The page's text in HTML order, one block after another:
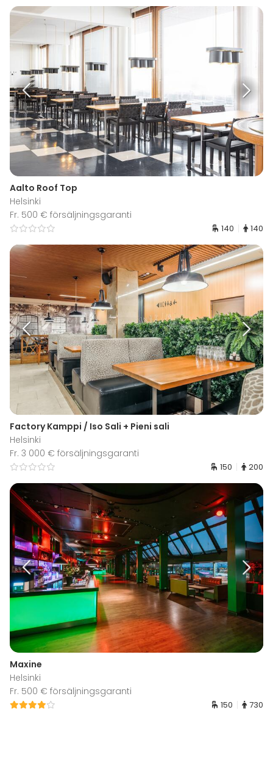
Aalto Roof Top
Helsinki
Fr. 500 € försäljningsgaranti
140 140
Factory Kamppi / Iso Sali + Pieni sali
Helsinki
Fr. 3 000 € försäljningsgaranti
150 200
Maxine
Helsinki
Fr. 500 € försäljningsgaranti
150 730